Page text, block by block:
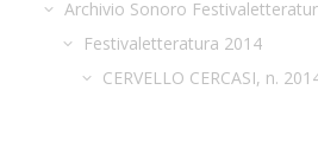
Archivio Sonoro
Festivaletteratura 2014
CERVELLO CERCASI, n.